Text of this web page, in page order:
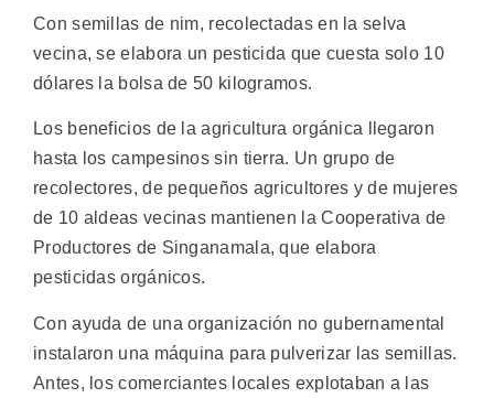
Con semillas de nim, recolectadas en la selva
vecina, se elabora un pesticida que cuesta solo 10
dólares la bolsa de 50 kilogramos.
Los beneficios de la agricultura orgánica llegaron
hasta los campesinos sin tierra. Un grupo de
recolectores, de pequeños agricultores y de mujeres
de 10 aldeas vecinas mantienen la Cooperativa de
Productores de Singanamala, que elabora
pesticidas orgánicos.
Con ayuda de una organización no gubernamental
instalaron una máquina para pulverizar las semillas.
Antes, los comerciantes locales explotaban a las